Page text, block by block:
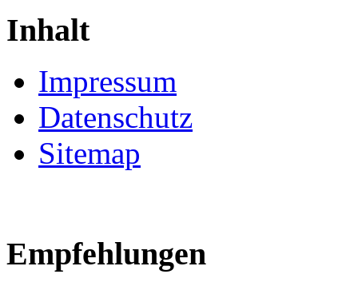
Inhalt
Impressum
Datenschutz
Sitemap
Empfehlungen